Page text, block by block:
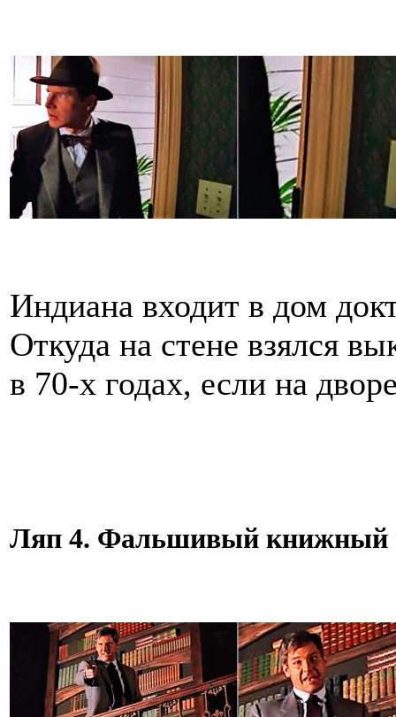
Индиана входит в дом
Откуда на стене взялся
в 70-х годах, если на
Ляп 4. Фальшивый